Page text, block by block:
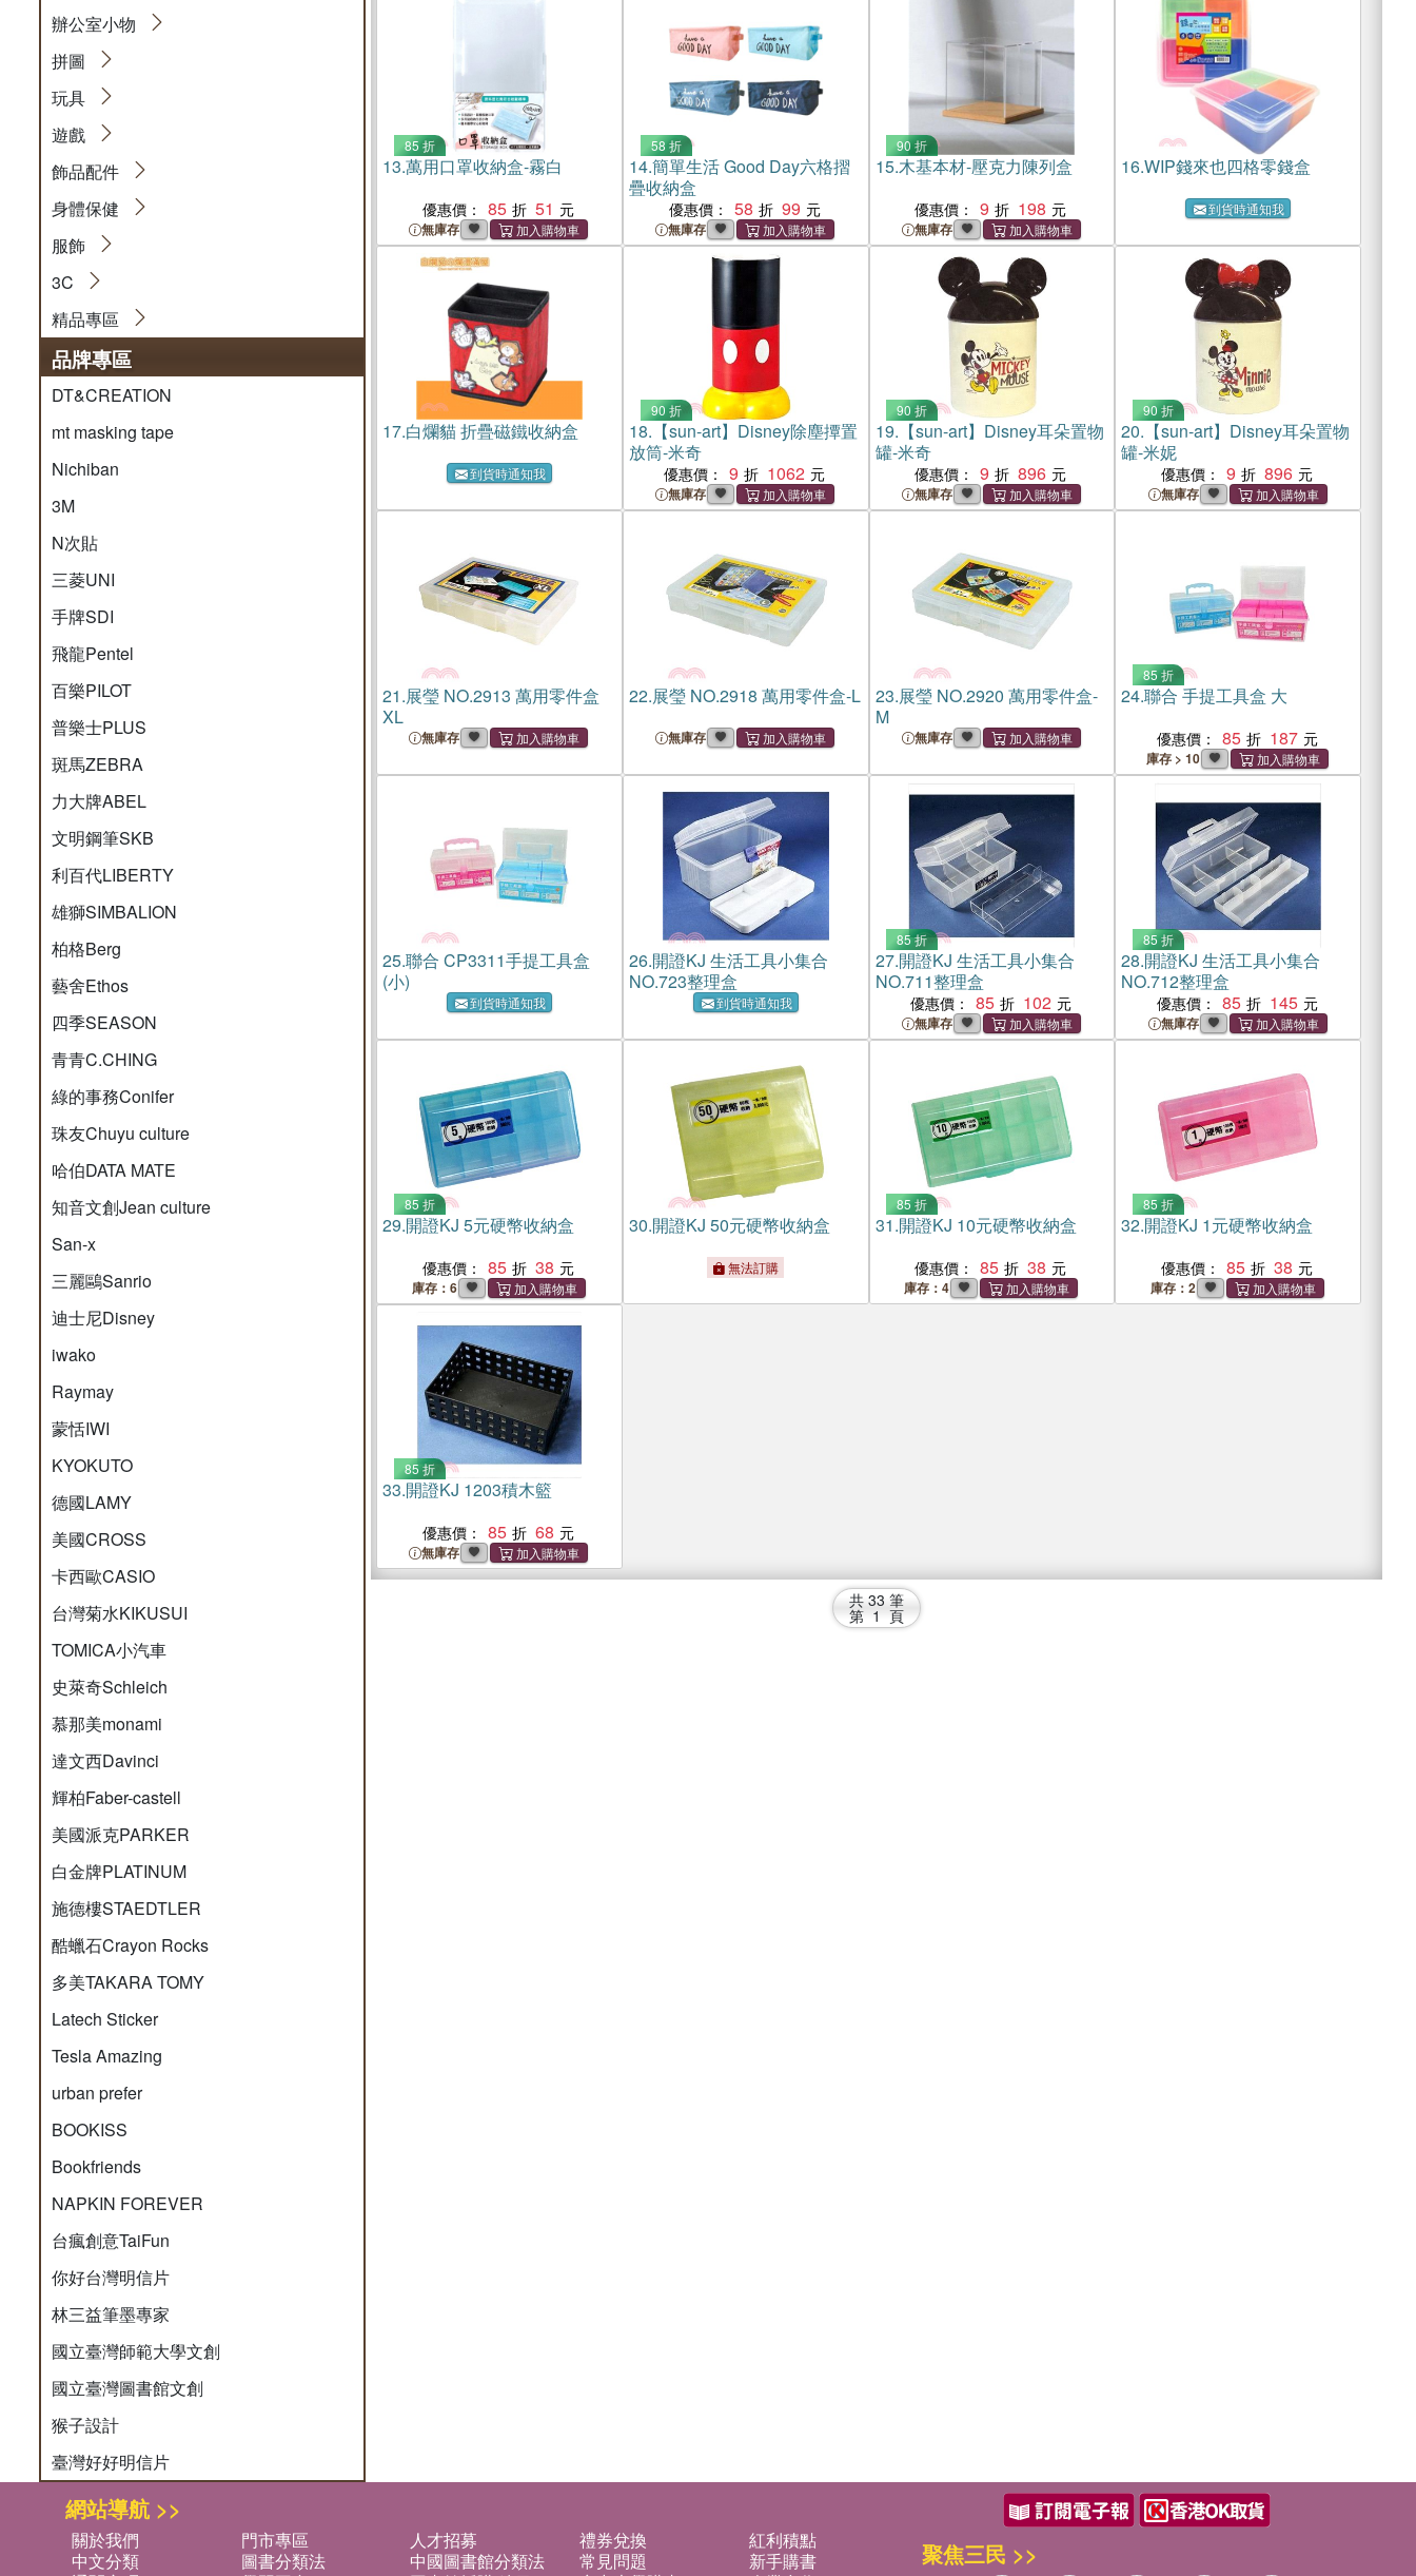
辦公室小物
拼圖
玩具
遊戲
飾品配件
身體保健
服飾
3C
精品專區
品牌專區
DT&CREATION
mt masking tape
Nichiban
3M
N次貼
三菱UNI
手牌SDI
飛龍Pentel
百樂PILOT
普樂士PLUS
斑馬ZEBRA
力大牌ABEL
文明鋼筆SKB
利百代LIBERTY
雄獅SIMBALION
柏格Berg
藝舍Ethos
四季SEASON
青青C.CHING
綠的事務Conifer
珠友Chuyu culture
哈伯DATA MATE
知音文創Jean culture
San-x
三麗鷗Sanrio
迪士尼Disney
iwako
Raymay
蒙恬IWI
KYOKUTO
德國LAMY
美國CROSS
卡西歐CASIO
台灣菊水KIKUSUI
TOMICA小汽車
史萊奇Schleich
慕那美monami
達文西Davinci
輝柏Faber-castell
美國派克PARKER
白金牌PLATINUM
施德樓STAEDTLER
酷蠟石Crayon Rocks
多美TAKARA TOMY
Latech Sticker
Tesla Amazing
urban prefer
BOOKISS
Bookfriends
NAPKIN FOREVER
台瘋創意TaiFun
你好台灣明信片
林三益筆墨專家
國立臺灣師範大學文創
國立臺灣圖書館文創
猴子設計
臺灣好好明信片
85 折
13.萬用口罩收納盒-霧白
優惠價： 85 51
無庫存
58 折
14.簡單生活 Good Day六格摺
疊收納盒
優惠價： 58 99
無庫存
90 折
15.木基本材-壓克力陳列盒
優惠價： 9 198
無庫存
16.WIP錢來也四格零錢盒
到貨時通知我
17.白爛貓 折疊磁鐵收納盒
到貨時通知我
90 折
18. 【sun-art】Disney除塵撢置
放筒-米奇
優惠價： 9 1062
無庫存
90 折
19. 【sun-art】Disney耳朵置物
罐-米奇
優惠價： 9 896
無庫存
90 折
20. 【sun-art】Disney耳朵置物
罐-米妮
優惠價： 9 896
無庫存
21.展瑩 NO.2913 萬用零件盒
XL
無庫存
22.展瑩 NO.2918 萬用零件盒-L
無庫存
23.展瑩 NO.2920 萬用零件盒-
M
無庫存
85 折
24.聯合 手提工具盒 大
優惠價： 85 187
庫存 > 10
25.聯合 CP3311手提工具盒
(小)
到貨時通知我
26.開證KJ 生活工具小集合
NO.723整理盒
到貨時通知我
85 折
27.開證KJ 生活工具小集合
NO.711整理盒
優惠價： 85 102
無庫存
85 折
28.開證KJ 生活工具小集合
NO.712整理盒
優惠價： 85 145
無庫存
85 折
29.開證KJ 5元硬幣收納盒
優惠價： 85 38
庫存：6
30.開證KJ 50元硬幣收納盒
無法訂購
85 折
31.開證KJ 10元硬幣收納盒
優惠價： 85 38
庫存：4
85 折
32.開證KJ 1元硬幣收納盒
優惠價： 85 38
庫存：2
85 折
33.開證KJ 1203積木籃
優惠價： 85 68
無庫存
共 33 筆
第 1 頁
網站導航 >>
關於我們 門市專區 人才招募 禮券兌換
紅利積點
中文分類
圖書分類法 中國圖書館分類法 常見問題
新手購書
聚焦三民 >>